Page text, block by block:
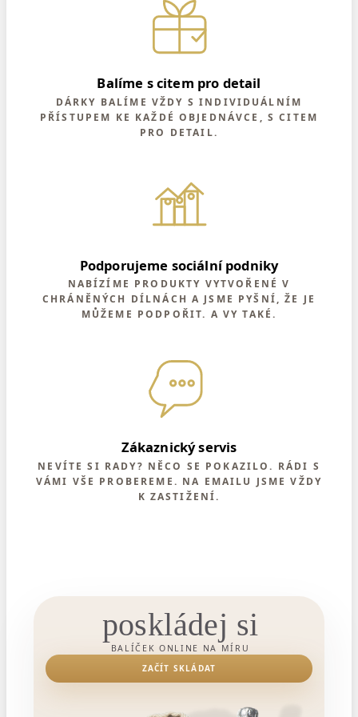
Balíme s citem pro detail
DÁRKY BALÍME VŽDY S INDIVIDUÁLNÍM
PŘÍSTUPEM KE KAŽDÉ OBJEDNÁVCE, S CITEM
PRO DETAIL.
Podporujeme sociální podniky
NABÍZÍME PRODUKTY VYTVOŘENÉ V
CHRÁNĚNÝCH DÍLNÁCH A JSME PYŠNÍ, ŽE JE
MŮŽEME PODPOŘIT. A VY TAKÉ.
Zákaznický servis
NEVÍTE SI RADY? NĚCO SE POKAZILO. RÁDI S
VÁMI VŠE PROBEREME. NA EMAILU JSME VŽDY
K ZASTIŽENÍ.
poskládej si
BALÍČEK ONLINE NA MÍRU
ZAČÍT SKLÁDAT